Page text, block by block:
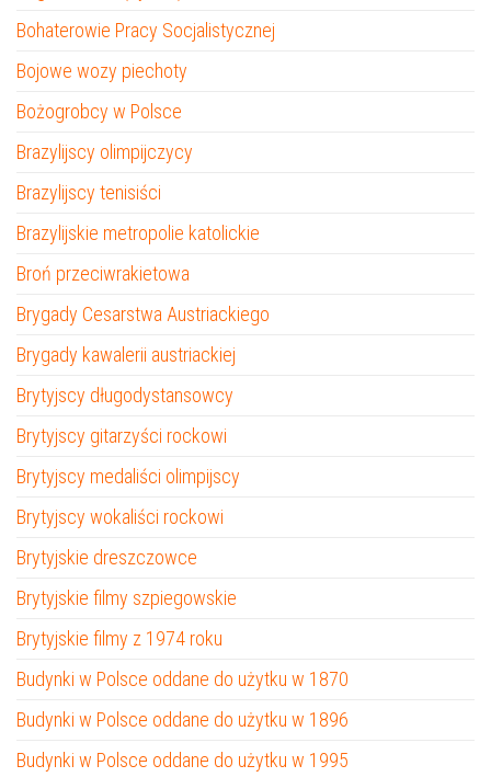
Bohaterowie Pracy Socjalistycznej
Bojowe wozy piechoty
Bożogrobcy w Polsce
Brazylijscy olimpijczycy
Brazylijscy tenisiści
Brazylijskie metropolie katolickie
Broń przeciwrakietowa
Brygady Cesarstwa Austriackiego
Brygady kawalerii austriackiej
Brytyjscy długodystansowcy
Brytyjscy gitarzyści rockowi
Brytyjscy medaliści olimpijscy
Brytyjscy wokaliści rockowi
Brytyjskie dreszczowce
Brytyjskie filmy szpiegowskie
Brytyjskie filmy z 1974 roku
Budynki w Polsce oddane do użytku w 1870
Budynki w Polsce oddane do użytku w 1896
Budynki w Polsce oddane do użytku w 1995